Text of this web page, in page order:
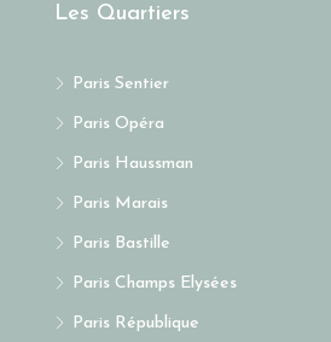
Les Quartiers
Paris Sentier
Paris Opéra
Paris Haussman
Paris Marais
Paris Bastille
Paris Champs Elysées
Paris République